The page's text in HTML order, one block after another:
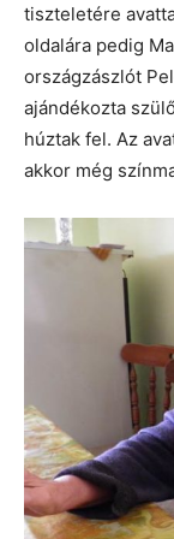
tiszteletére
oldalára pedig
országzászlót
ajándékozta
húztak fel. Az
akkor még